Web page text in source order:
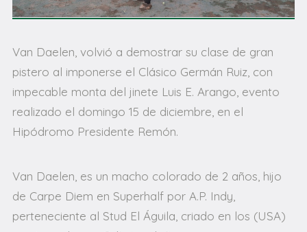
Van Daelen, volvió a demostrar su clase de gran
pistero al imponerse el Clásico Germán Ruiz, con
impecable monta del jinete Luis E. Arango, evento
realizado el domingo 15 de diciembre, en el
Hipódromo Presidente Remón.
Van Daelen, es un macho colorado de 2 años, hijo
de Carpe Diem en Superhalf por A.P. Indy,
perteneciente al Stud El Águila, criado en los (USA)